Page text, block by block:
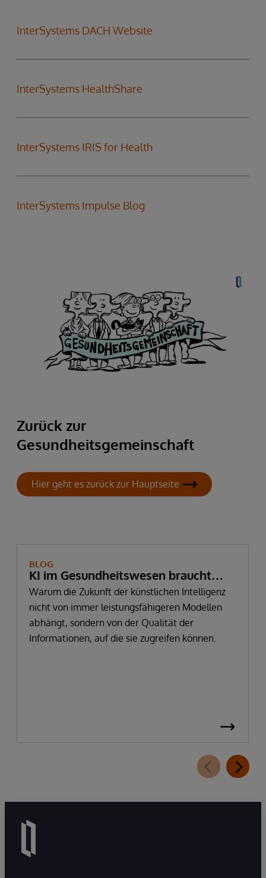
InterSystems DACH Website
InterSystems HealthShare
InterSystems IRIS for Health
InterSystems Impulse Blog
Zurück zur
Gesundheitsgemeinschaft
Hier geht es zurück zur Hauptseite
BLOG
KI im Gesundheitswesen braucht
mehr als Daten – sie braucht
vertrauenswürdige Informationen
Warum die Zukunft der künstlichen Intelligenz
nicht von immer leistungsfähigeren Modellen
abhängt, sondern von der Qualität der
Informationen, auf die sie zugreifen können.